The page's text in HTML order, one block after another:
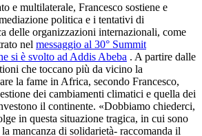
e multilaterale, Francesco sostiene e
politica e i tentativi di
delle organizzazioni internazionali, come
nel messaggio al 30° Summit
si è svolto ad Addis Abeba . A partire dalle
che toccano più da vicino la
la fame in Africa, secondo Francesco,
dei cambiamenti climatici e quella dei
il continente. «Dobbiamo chiederci,
in questa situazione tragica, in cui sono
mancanza di solidarietà- raccomanda il